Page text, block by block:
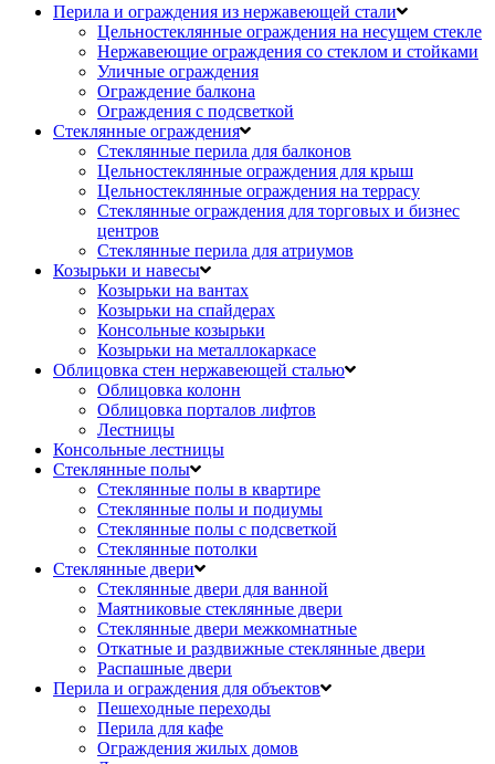
Перила и ограждения из нержавеющей стали
Цельностеклянные ограждения на несущем стекле
Нержавеющие ограждения со стеклом и стойками
Уличные ограждения
Ограждение балкона
Ограждения с подсветкой
Стеклянные ограждения
Стеклянные перила для балконов
Цельностеклянные ограждения для крыш
Цельностеклянные ограждения на террасу
Стеклянные ограждения для торговых и бизнес
центров
Стеклянные перила для атриумов
Козырьки и навесы
Козырьки на вантах
Козырьки на спайдерах
Консольные козырьки
Козырьки на металлокаркасе
Облицовка стен нержавеющей сталью
Облицовка колонн
Облицовка порталов лифтов
Лестницы
Консольные лестницы
Стеклянные полы
Стеклянные полы в квартире
Стеклянные полы и подиумы
Стеклянные полы с подсветкой
Стеклянные потолки
Стеклянные двери
Стеклянные двери для ванной
Маятниковые стеклянные двери
Стеклянные двери межкомнатные
Откатные и раздвижные стеклянные двери
Распашные двери
Перила и ограждения для объектов
Пешеходные переходы
Перила для кафе
Ограждения жилых домов